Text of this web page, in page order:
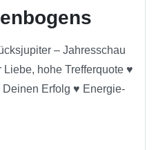
– Jahresschau
hohe Trefferquote ♥
Erfolg ♥ Energie-